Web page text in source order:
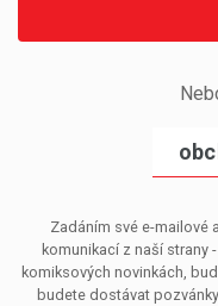
Zadáním své e-mailové
komunikací z naší
komiksových novinkách,
budete dostávat